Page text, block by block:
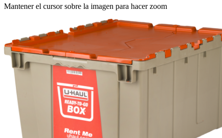
Mantener el cursor sobre la imagen para hacer zoom